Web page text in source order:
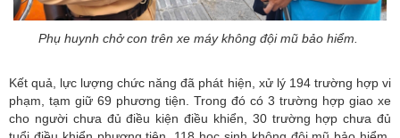
Phụ huynh chở con trên xe máy không đội mũ bảo hiểm.
Kết quả, lực lượng chức năng đã phát hiện, xử lý 194 trường hợp vi
phạm, tạm giữ 69 phương tiện. Trong đó có 3 trường hợp giao xe
cho người chưa đủ điều kiện điều khiển, 30 trường hợp chưa đủ